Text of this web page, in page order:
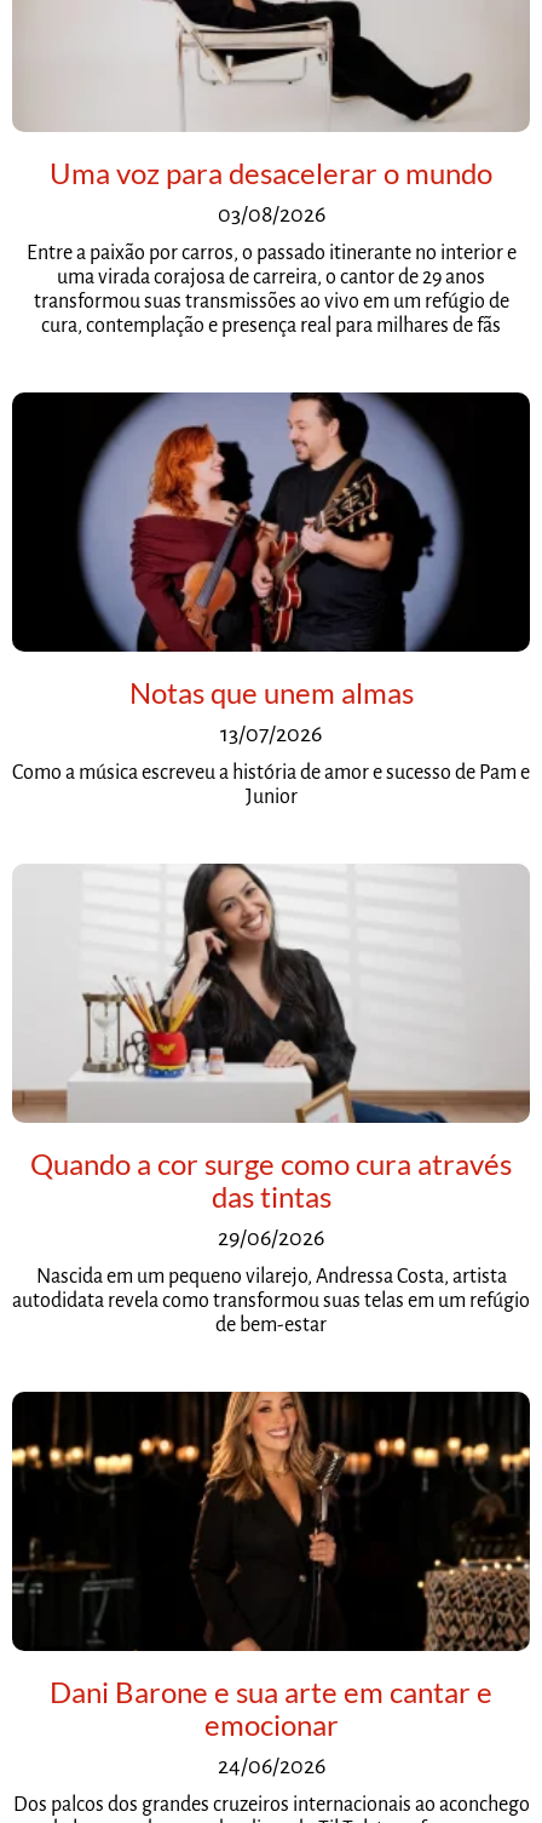
Uma voz para desacelerar o mundo
03/08/2026
Entre a paixão por carros, o passado itinerante no interior e
uma virada corajosa de carreira, o cantor de 29 anos
transformou suas transmissões ao vivo em um refúgio de
cura, contemplação e presença real para milhares de fãs
Notas que unem almas
13/07/2026
Como a música escreveu a história de amor e sucesso de Pam e
Junior
Quando a cor surge como cura através
das tintas
29/06/2026
Nascida em um pequeno vilarejo, Andressa Costa, artista
autodidata revela como transformou suas telas em um refúgio
de bem-estar
Dani Barone e sua arte em cantar e
emocionar
24/06/2026
Dos palcos dos grandes cruzeiros internacionais ao aconchego